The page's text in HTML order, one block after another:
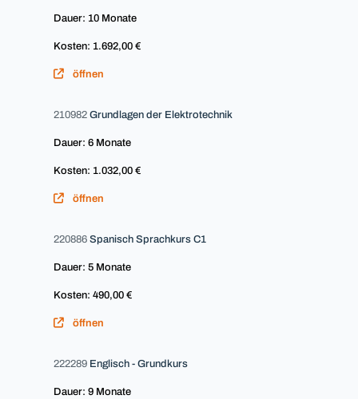
Dauer: 10 Monate
Kosten: 1.692,00 €
öffnen
210982 Grundlagen der Elektrotechnik
Dauer: 6 Monate
Kosten: 1.032,00 €
öffnen
220886 Spanisch Sprachkurs C1
Dauer: 5 Monate
Kosten: 490,00 €
öffnen
222289 Englisch - Grundkurs
Dauer: 9 Monate